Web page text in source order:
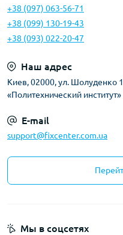
+38 (097) 063-56-71
+38 (099) 130-19-43
+38 (093) 022-20-47
Наш адрес
Киев, 02000, ул. Шолуденко
«Политехнический
E-mail
support@fixcenter.com.ua
Мы в соцсетях